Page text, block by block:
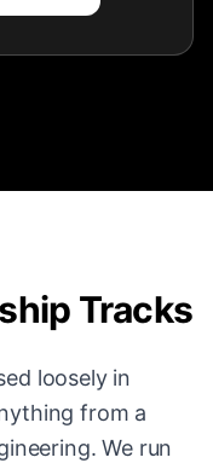
Tracks
loosely in
from a
We run